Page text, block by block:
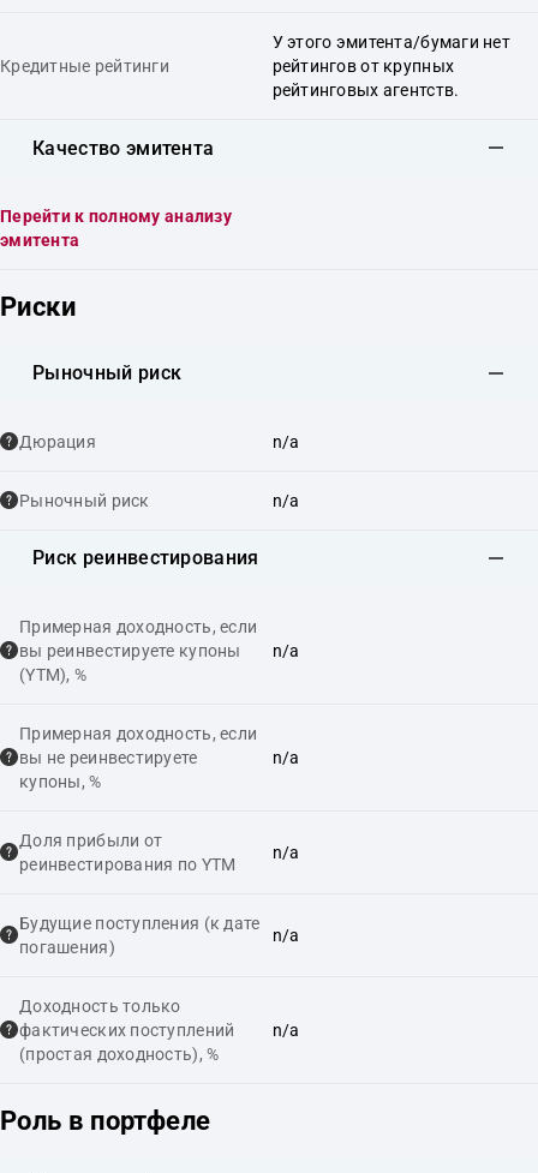
Кредитные рейтинги
У этого эмитента/бумаги нет
рейтингов от крупных
рейтинговых агентств.
Качество эмитента
Перейти к полному анализу
эмитента
Риски
Рыночный риск
Дюрация n/a
Рыночный риск n/a
Риск реинвестирования
Примерная доходность, если
вы реинвестируете купоны
(YTM), %
n/a
Примерная доходность, если
вы не реинвестируете
купоны, %
n/a
Доля прибыли от
реинвестирования по YTM
n/a
Будущие поступления (к дате
погашения)
n/a
Доходность только
фактических поступлений
(простая доходность), %
n/a
Роль в портфеле